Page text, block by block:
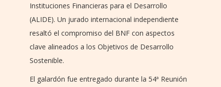
Instituciones Financieras para el Desarrollo
(ALIDE). Un jurado internacional independiente
resaltó el compromiso del BNF con aspectos
clave alineados a los Objetivos de Desarrollo
Sostenible.
El galardón fue entregado durante la 54ª Reunión